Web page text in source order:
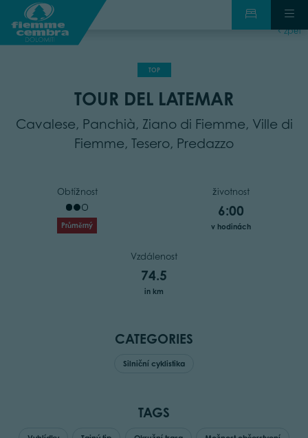
zpět
TOP
TOUR DEL LATEMAR
Cavalese, Panchià, Ziano di Fiemme, Ville di
Fiemme, Tesero, Predazzo
Obtížnost
Průměrný
životnost
6:00
v hodinách
Vzdálenost
74.5
in km
CATEGORIES
Silniční cyklistika
TAGS